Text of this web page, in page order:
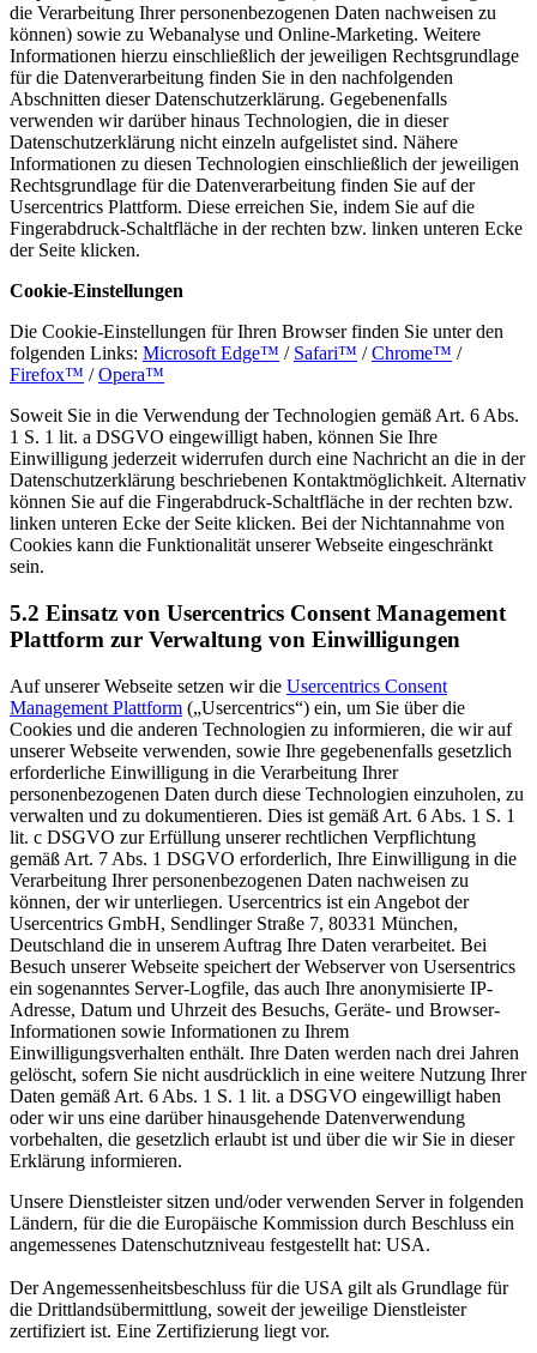
die Verarbeitung Ihrer personenbezogenen Daten nachweisen zu
können) sowie zu Webanalyse und Online-Marketing. Weitere
Informationen hierzu einschließlich der jeweiligen Rechtsgrundlage
für die Datenverarbeitung finden Sie in den nachfolgenden
Abschnitten dieser Datenschutzerklärung. Gegebenenfalls
verwenden wir darüber hinaus Technologien, die in dieser
Datenschutzerklärung nicht einzeln aufgelistet sind. Nähere
Informationen zu diesen Technologien einschließlich der jeweiligen
Rechtsgrundlage für die Datenverarbeitung finden Sie auf der
Usercentrics Plattform. Diese erreichen Sie, indem Sie auf die
Fingerabdruck-Schaltfläche in der rechten bzw. linken unteren Ecke
der Seite klicken.
Cookie-Einstellungen
Die Cookie-Einstellungen für Ihren Browser finden Sie unter den
folgenden Links: Microsoft Edge™ / Safari™ /Chrome™ /
Firefox™ /Opera™
Soweit Sie in die Verwendung der Technologien gemäß Art. 6 Abs.
1 S. 1 lit. a DSGVO eingewilligt haben, können Sie Ihre
Einwilligung jederzeit widerrufen durch eine Nachricht an die in der
Datenschutzerklärung beschriebenen Kontaktmöglichkeit. Alternativ
können Sie auf die Fingerabdruck-Schaltfläche in der rechten bzw.
linken unteren Ecke der Seite klicken. Bei der Nichtannahme von
Cookies kann die Funktionalität unserer Webseite eingeschränkt
sein.
5.2 Einsatz von Usercentrics Consent Management
Plattform zur Verwaltung von Einwilligungen
Auf unserer Webseite setzen wir die Usercentrics Consent
Management Plattform („Usercentrics“) ein, um Sie über die
Cookies und die anderen Technologien zu informieren, die wir auf
unserer Webseite verwenden, sowie Ihre gegebenenfalls gesetzlich
erforderliche Einwilligung in die Verarbeitung Ihrer
personenbezogenen Daten durch diese Technologien einzuholen, zu
verwalten und zu dokumentieren. Dies ist gemäß Art. 6 Abs. 1 S. 1
lit. c DSGVO zur Erfüllung unserer rechtlichen Verpflichtung
gemäß Art. 7 Abs. 1 DSGVO erforderlich, Ihre Einwilligung in die
Verarbeitung Ihrer personenbezogenen Daten nachweisen zu
können, der wir unterliegen. Usercentrics ist ein Angebot der
Usercentrics GmbH, Sendlinger Straße 7, 80331 München,
Deutschland die in unserem Auftrag Ihre Daten verarbeitet. Bei
Besuch unserer Webseite speichert der Webserver von Usersentrics
ein sogenanntes Server-Logfile, das auch Ihre anonymisierte IP-
Adresse, Datum und Uhrzeit des Besuchs, Geräte- und Browser-
Informationen sowie Informationen zu Ihrem
Einwilligungsverhalten enthält. Ihre Daten werden nach drei Jahren
gelöscht, sofern Sie nicht ausdrücklich in eine weitere Nutzung Ihrer
Daten gemäß Art. 6 Abs. 1 S. 1 lit. a DSGVO eingewilligt haben
oder wir uns eine darüber hinausgehende Datenverwendung
vorbehalten, die gesetzlich erlaubt ist und über die wir Sie in dieser
Erklärung informieren.
Unsere Dienstleister sitzen und/oder verwenden Server in folgenden
Ländern, für die die Europäische Kommission durch Beschluss ein
angemessenes Datenschutzniveau festgestellt hat: USA.
Der Angemessenheitsbeschluss für die USA gilt als Grundlage für
die Drittlandsübermittlung, soweit der jeweilige Dienstleister
zertifiziert ist. Eine Zertifizierung liegt vor.